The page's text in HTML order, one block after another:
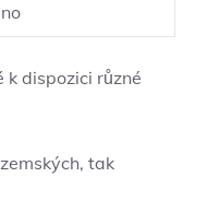
k dispozici různé
tak